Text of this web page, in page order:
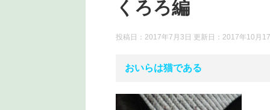
くろろ編
投稿日：2017年7月3日 更新日： 2017年10月
おいらは猫である